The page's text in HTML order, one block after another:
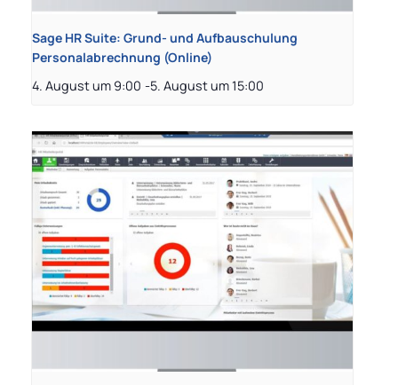
Sage HR Suite: Grund- und Aufbauschulung
Personalabrechnung (Online)
4. August um 9:00 -5. August um 15:00